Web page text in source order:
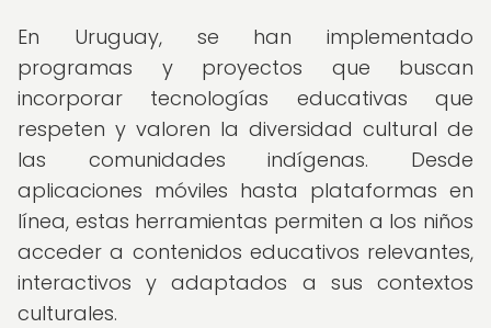
En Uruguay, se han implementado
programas y proyectos que buscan
incorporar tecnologías educativas que
respeten y valoren la diversidad cultural de
las comunidades indígenas. Desde
aplicaciones móviles hasta plataformas en
línea, estas herramientas permiten a los niños
acceder a contenidos educativos relevantes,
interactivos y adaptados a sus contextos
culturales.